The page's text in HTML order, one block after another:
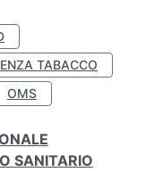
TABACCO
OMS
SANITARIO